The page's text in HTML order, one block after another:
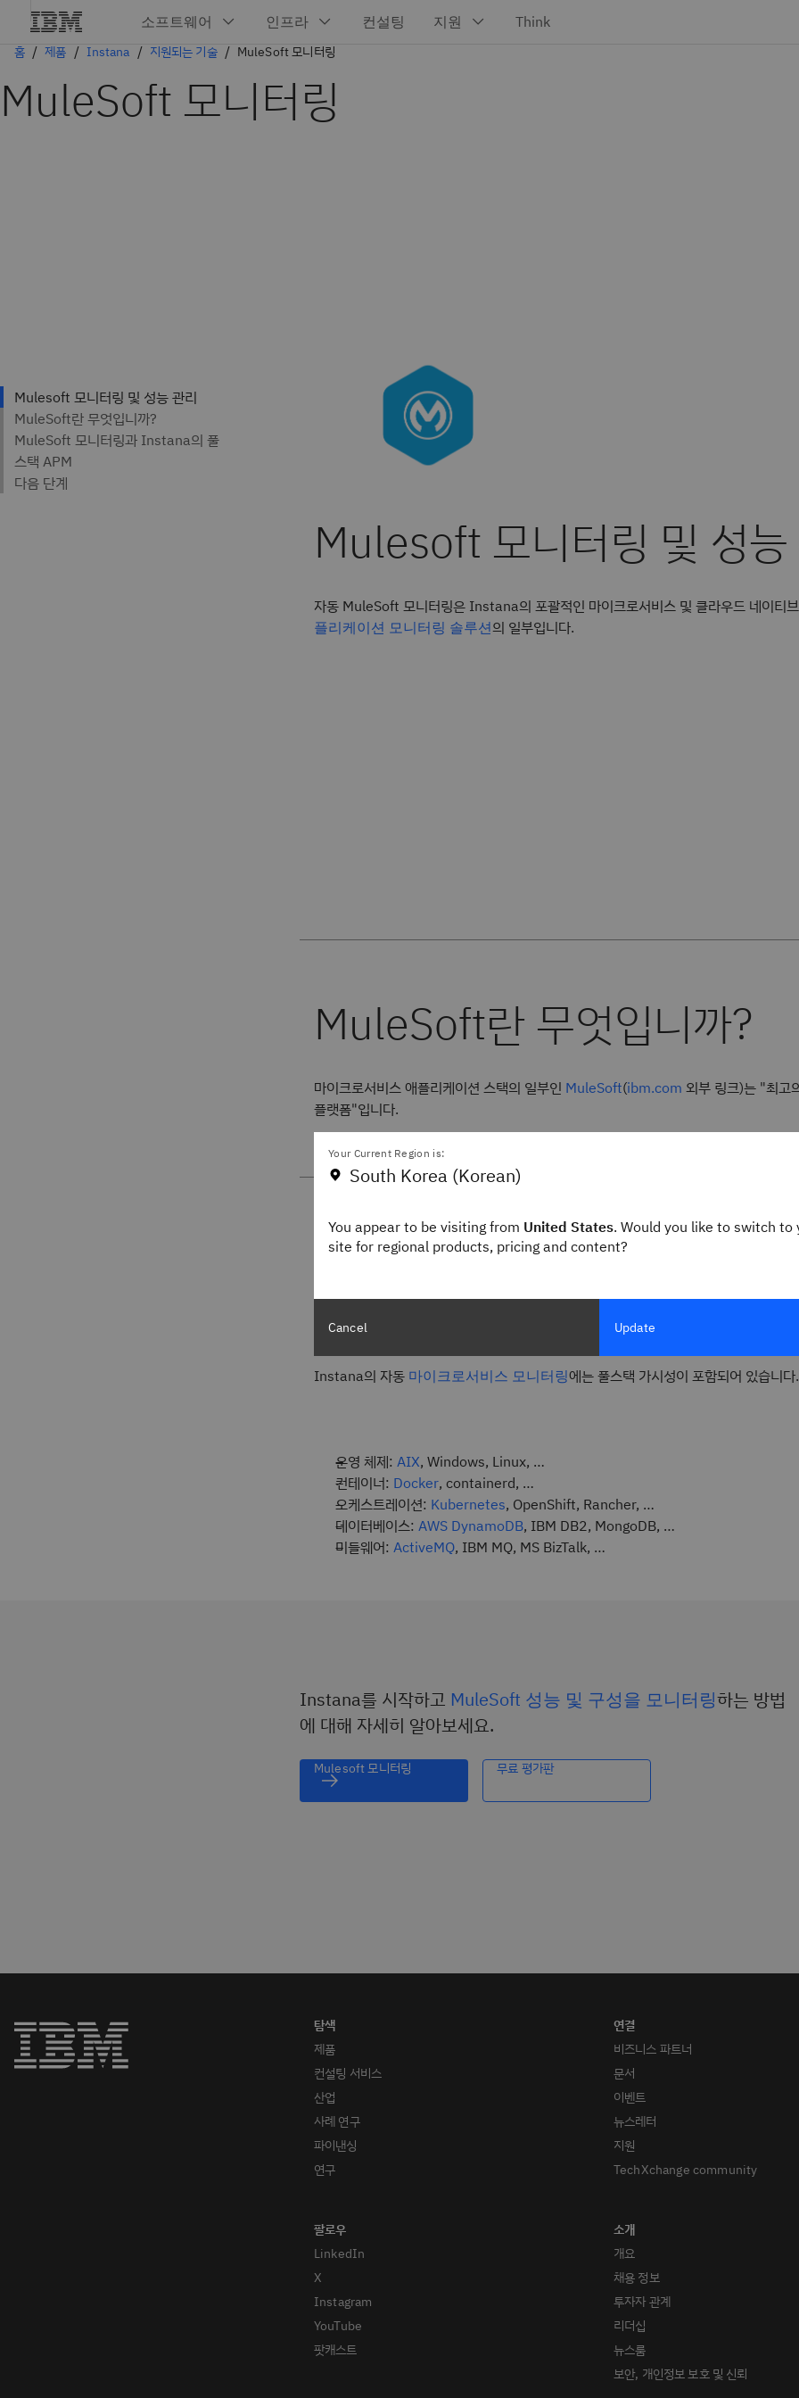
홈 제품 Instana 지원되는 기술 MuleSoft 모니터링
MuleSoft 모니터링
자동 MuleSoft 모니터링은 Instana의 포괄적인 마이크로서비스 및 클라우드 네이티브
플리케이션 모니터링 솔루션의 일부입니다.
마이크로서비스 애플리케이션 스택의 일부인 MuleSoft(ibm.com 외부 링크)는 "최고
플랫폼"입니다.
Instana의 자동 마이크로서비스 모니터링에는 풀스택 가시성이 포함되어 있습니다.
운영 체제: AIX, Windows, Linux, …
컨테이너: Docker, containerd, …
오케스트레이션: Kubernetes, OpenShift, Rancher, …
데이터베이스: AWS DynamoDB, IBM DB2, MongoDB, …
미들웨어: ActiveMQ, IBM MQ, MS BizTalk, …
Instana를 시작하고 MuleSoft 성능 및 구성을 모니터링하는 방법
에 대해 자세히 알아보세요.
Mulesoft 모니터링 무료 평가판
제품
컨설팅 서비스
산업
사례 연구
파이낸싱
연구
LinkedIn
X
Instagram
YouTube
팟캐스트
비즈니스 파트너
문서
이벤트
뉴스레터
지원
TechXchange community
개요
채용 정보
투자자 관계
리더십
뉴스룸
보안, 개인정보 보호 및 신뢰
Your Current Region is:
South Korea (Korean)
You appear to be visiting from United States. Would you like to switch to
site for regional products, pricing and content?
Cancel Update